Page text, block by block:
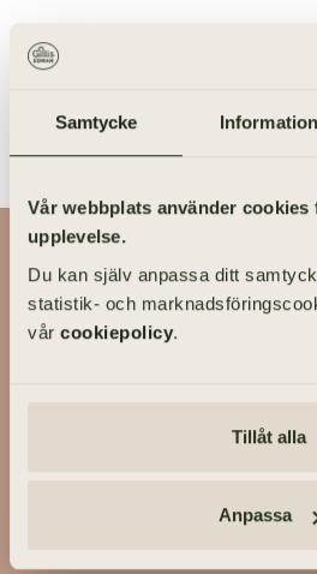
Samtycke Information
Vår webbplats använder
upplevelse.
Du kan själv anpassa ditt
statistik- och
vår cookiepolicy.
Tillåt alla
Anpassa
Vi hjälper er med utformningen
bröllopets tema.
viktigaste händelser. På våra kontor
Västsverige hjälper vi kunder utforma
familjejuridik.